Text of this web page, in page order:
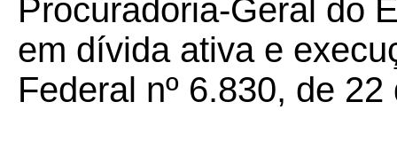
Procuradoria-Geral do
em dívida ativa e
Federal nº 6.830, de